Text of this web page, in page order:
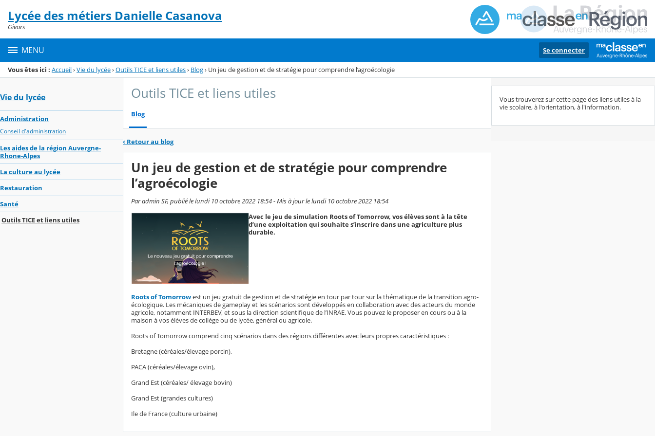
Menu de la rubrique
Contenu
Lycée des métiers Danielle Casanova
Givors
MENU Se connecter
Vous êtes ici : Accueil›Vie du lycée›Outils TICE et liens utiles› Blog› Un jeu de gestion et de stratégie pour comprendre l’agroécologie
Vie du lycée
Administration
Conseil d'administration
Les aides de la région Auvergne-
Rhone-Alpes
La culture au lycée
Restauration
Santé
Outils TICE et liens utiles
Outils TICE et liens utiles
Blog
‹ Retour au blog
Un jeu de gestion et de stratégie pour comprendre
l’agroécologie
Par admin SF, publié le lundi 10 octobre 2022 18:54 - Mis à jour le lundi 10 octobre 2022 18:54
Avec le jeu de simulation Roots of Tomorrow, vos élèves sont à la tête
d’une exploitation qui souhaite s’inscrire dans une agriculture plus
durable.
Roots of Tomorrowest un jeu gratuit de gestion et de stratégie en tour par tour sur la thématique de la transition agro-
écologique. Les mécaniques de gameplay et les scénarios sont développés en collaboration avec des acteurs du monde
agricole, notamment INTERBEV, et sous la direction scientifique de l’INRAE. Vous pouvez le proposer en cours ou à la
maison à vos élèves de collège ou de lycée, général ou agricole.
Roots of Tomorrow comprend cinq scénarios dans des régions différentes avec leurs propres caractéristiques :
Bretagne (céréales/élevage porcin),
PACA (céréales/élevage ovin),
Grand Est (céréales/ élevage bovin)
Grand Est (grandes cultures)
Ile de France (culture urbaine)
Vous trouverez sur cette page des liens utiles à la
vie scolaire, à l'orientation, à l'information.